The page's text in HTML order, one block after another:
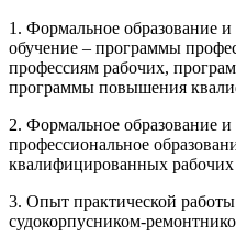
1. Формальное образование
обучение – программы
профессиям рабочих,
программы повышения
2. Формальное образование
профессиональное
квалифицированных рабочих
3. Опыт практической
судокорпусником-